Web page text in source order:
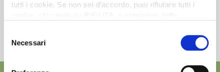
tutti i cookie. Se non sei d’accordo, puoi rifiutare tutti i
desideri accettare e cliccando ACCETTA SELEZIONATI.
delNecessari